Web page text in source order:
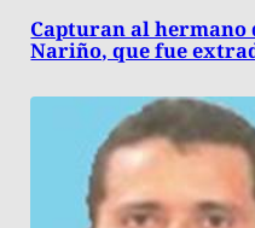
Capturan al hermano
Nariño, que fue